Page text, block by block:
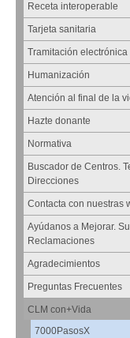
Receta interoperable
Tarjeta sanitaria
Tramitación electrónica
Humanización
Atención al final de la
Hazte donante
Normativa
Buscador de Centros.
Direcciones
Contacta con nuestras
Ayúdanos a Mejorar.
Reclamaciones
Agradecimientos
Preguntas Frecuentes
CLM con+Vida
7000PasosX